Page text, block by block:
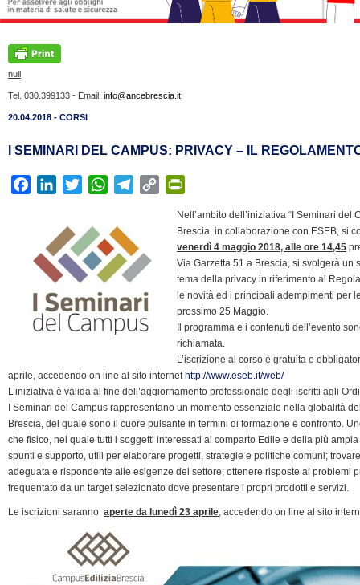
null
Tel. 030.399133 - Email: info@ancebrescia.it
20.04.2018 - CORSI
I SEMINARI DEL CAMPUS: PRIVACY – IL
b
k
k
e
d
I
t
e
r
W
t
s
A
p
p
e
g
r
a
m
C
i
n
t
F
r
i
e
n
d
l
y
Nell’ambito dell’iniziativa “I Seminari del
Brescia, in collaborazione con ESEB, si
venerdì 4 maggio 2018, alle ore 14,45
Via Garzetta 51 a Brescia, si svolgerà un
tema della privacy in riferimento al
le novità ed i principali adempimenti per
prossimo 25 Maggio.
Il programma e i contenuti dell’evento
richiamata.
L’iscrizione al corso è gratuita e
aprile, accedendo on line al sito internethttp://www.eseb.it/web/
L’iniziativa è valida al fine dell’aggiornamento professionale degli iscritti agli
I Seminari del Campus rappresentano un momento essenziale nella globalità
Brescia, del quale sono il cuore pulsante in termini di formazione e confronto.
che fisico, nel quale tutti i soggetti interessati al comparto Edile e della più
spunti e supporto, utili per elaborare progetti, strategie e politiche comuni;
adeguata e rispondente alle esigenze del settore; ottenere risposte ai problemi
frequentato da un target selezionato dove presentare i propri prodotti e servizi.
Le iscrizioni saranno aperte da lunedì 23 aprile, accedendo on line al sito